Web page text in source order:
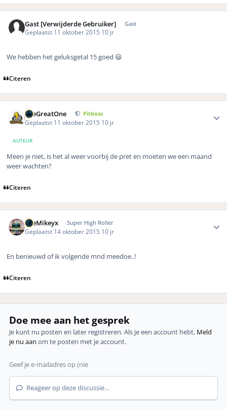
Gast [Verwijderde Gebruiker] Gast
Geplaatst 11 oktober 2015 10 jr
We hebben het geluksgetal 15 goed 😃
Citeren
TheGreatOne Pitboss
Geplaatst 11 oktober 2015 10 jr
AUTEUR
Meen je niet, is het al weer voorbij de pret en moeten we een maand
weer wachten?
Citeren
TheMikeyx Super High Roller
Geplaatst 14 oktober 2015 10 jr
En benieuwd of ik volgende mnd meedoe..!
Citeren
Doe mee aan het gesprek
Je kunt nu posten en later registreren. Als je een account hebt, Meld
je nu aan om te posten met je account.
Reageer op deze discussie...